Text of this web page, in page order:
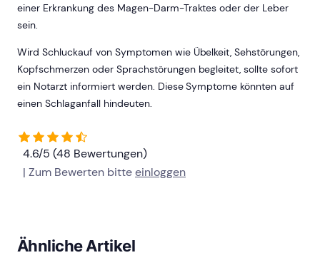
einer Erkrankung des Magen-Darm-Traktes oder der Leber
sein.
Wird Schluckauf von Symptomen wie Übelkeit, Sehstörungen,
Kopfschmerzen oder Sprachstörungen begleitet, sollte sofort
ein Notarzt informiert werden. Diese Symptome könnten auf
einen Schlaganfall hindeuten.
4.6/5 (48 Bewertungen)
| Zum Bewerten bitteeinloggen
Ähnliche Artikel